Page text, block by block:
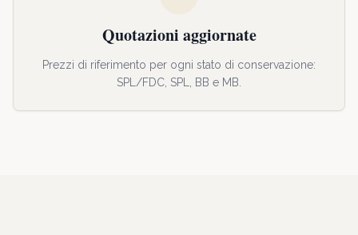
Quotazioni aggiornate
Prezzi di riferimento per ogni stato di conservazione:
SPL/FDC, SPL, BB e MB.